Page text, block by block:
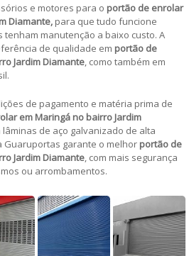
e motores para o portão de enrolar
Diamante, para que tudo funcione
manutenção a baixo custo. A
de qualidade em portão de
Jardim Diamante, como também em
de pagamento e matéria prima de
em Maringá no bairro Jardim
de aço galvanizado de alta
Guaruportas garante o melhor portão de
Jardim Diamante, com mais segurança
ou arrombamentos.